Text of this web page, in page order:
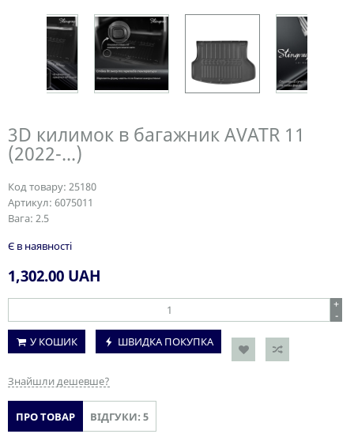
3D килимок в багажник AVATR 11
(2022-...)
Код товару: 25180
Артикул: 6075011
Вага: 2.5
Є в наявності
1,302.00 UAH
+
-
У КОШИК
ШВИДКА ПОКУПКА
Знайшли дешевше?
ПРО ТОВАР ВІДГУКИ: 5